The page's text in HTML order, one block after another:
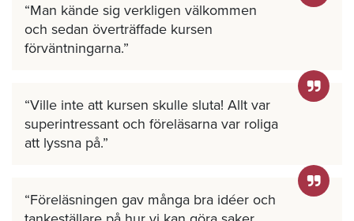
Man kände sig verkligen välkommen
och sedan överträffade kursen
förväntningarna.
Ville inte att kursen skulle sluta! Allt var
superintressant och föreläsarna var roliga
att lyssna på.
Föreläsningen gav många bra idéer och